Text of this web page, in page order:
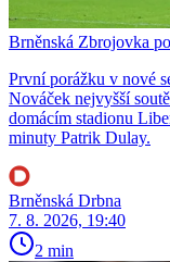
Brněnská Zbrojovka
První porážku v nové
Nováček nejvyšší
domácím stadionu
minuty Patrik Dulay.
Brněnská Drbna
7. 8. 2026, 19:40
2 min